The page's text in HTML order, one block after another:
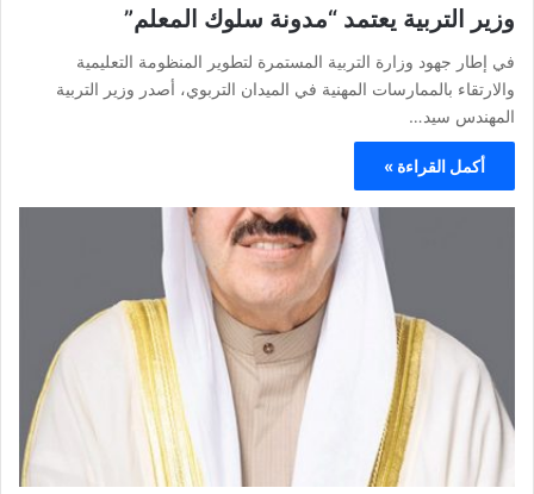
وزير التربية يعتمد “مدونة سلوك المعلم”
في إطار جهود وزارة التربية المستمرة لتطوير المنظومة التعليمية
والارتقاء بالممارسات المهنية في الميدان التربوي، أصدر وزير التربية
المهندس سيد…
أكمل القراءة »